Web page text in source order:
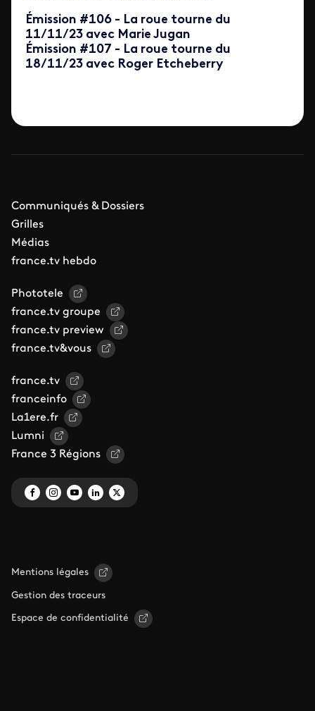
Émission #106 - La roue tourne du
11/11/23 avec Marie Jugan
Émission #107 - La roue tourne du
18/11/23 avec Roger Etcheberry
Communiqués & Dossiers
Grilles
Médias
france.tv hebdo
Phototele
france.tv groupe
france.tv preview
france.tv&vous
france.tv
franceinfo
La1ere.fr
Lumni
France 3 Régions
Mentions légales
Gestion des traceurs
Espace de confidentialité